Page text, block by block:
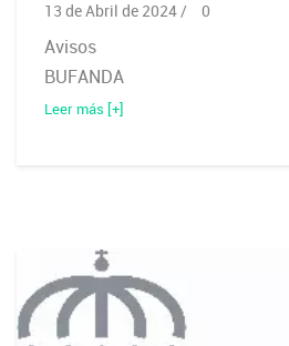
13 de Abril de 2024 / 0
Avisos
BUFANDA
Leer más [+]